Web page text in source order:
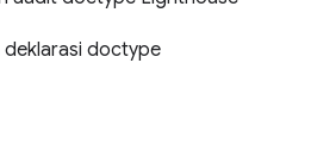
deklarasi doctype